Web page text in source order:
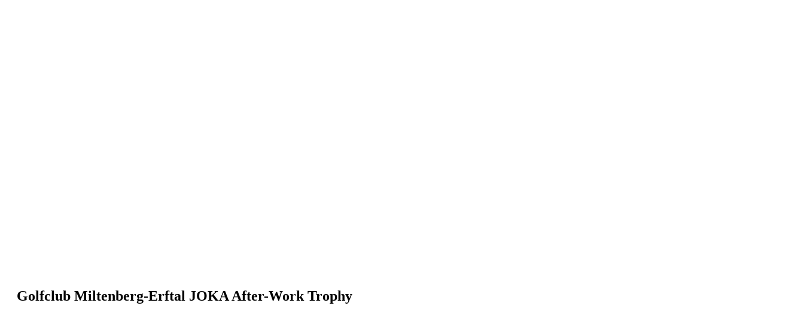
Golfclub Miltenberg-Erftal JOKA After-Work Trophy